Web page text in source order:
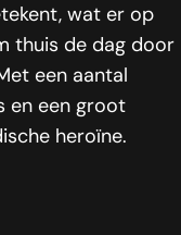
wat er op
thuis de dag door
een aantal
en een groot
heroïne.